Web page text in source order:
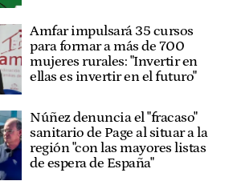
Amfar impulsará 35 cursos
para formar a más de 700
mujeres rurales: "Invertir en
ellas es invertir en el futuro"
Núñez denuncia el "fracaso"
sanitario de Page al situar a la
región "con las mayores listas
de espera de España"